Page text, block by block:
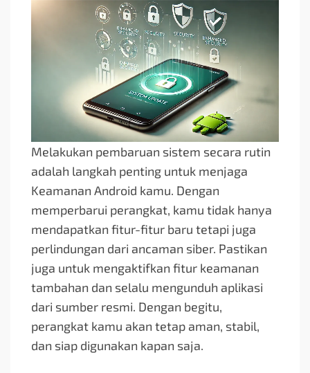
Melakukan pembaruan sistem secara rutin
adalah langkah penting untuk menjaga
Keamanan Android kamu. Dengan
memperbarui perangkat, kamu tidak hanya
mendapatkan fitur-fitur baru tetapi juga
perlindungan dari ancaman siber. Pastikan
juga untuk mengaktifkan fitur keamanan
tambahan dan selalu mengunduh aplikasi
dari sumber resmi. Dengan begitu,
perangkat kamu akan tetap aman, stabil,
dan siap digunakan kapan saja.